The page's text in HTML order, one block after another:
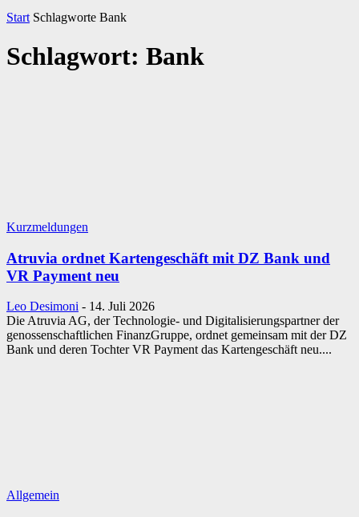
Start Schlagworte Bank
Schlagwort: Bank
Kurzmeldungen
Atruvia ordnet Kartengeschäft mit DZ Bank und
VR Payment neu
Leo Desimoni - 14. Juli 2026
Die Atruvia AG, der Technologie- und Digitalisierungspartner der
genossenschaftlichen FinanzGruppe, ordnet gemeinsam mit der DZ
Bank und deren Tochter VR Payment das Kartengeschäft neu....
Allgemein